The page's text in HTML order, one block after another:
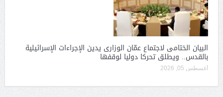
البيان الختامى لاجتماع عمّان الوزارى يدين الإجراءات الإسرائيلية
بالقدس.. ويطلق تحركا دوليا لوقفها
أغسطس 05, 2026